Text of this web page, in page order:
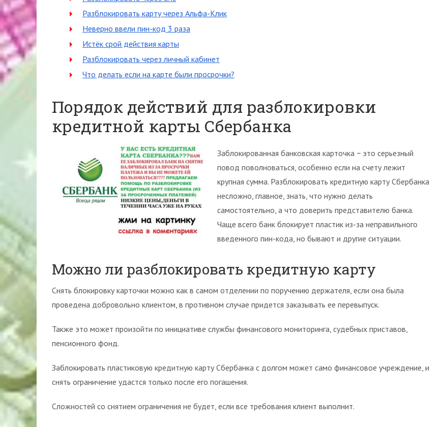
Разблокировать карту через Альфа-Клик
Неверно ввели пин-код 3 раза
Истёк срой действия карты
Разблокировать через личный кабинет
Что делать если на карте были просрочки?
Порядок действий для разблокировки
кредитной карты Сбербанка
Заблокированная банковская карточка − это серьезный
повод поволноваться, особенно если на счету лежит
крупная сумма. Разблокировать кредитную карту Сбербанка
несложно, главное, знать, что нужно делать
самостоятельно, а что доверить представителю банка.
Чаще всего банк блокирует пластик из-за неправильного
введенного пин-кода, но бывают и другие ситуации.
Можно ли разблокировать кредитную карту
Снять блокировку карточки можно как в самом отделении по поручению держателя, если она была
проведена добровольно клиентом, в противном случае придется заказывать ее перевыпуск.
Также это может произойти по инициативе службы финансового мониторинга, судебных приставов,
пенсионного фонд.
Заблокировать пластиковую кредитную карту Сбербанка с долгом может само финансовое учреждение, и
снять ограничение удастся только после его погашения.
Сложностей со снятием ограничения не будет, если все требования клиент выполнит.